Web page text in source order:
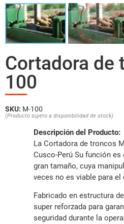
Cortadora de
100
SKU: M-100
(Producto sujeto a disponibilidad de stock)
Descripción del Producto:
La Cortadora de troncos
Cusco-Perú Su función
gran tamaño, cuya
veces no es viable para el
Fabricado en estructura
super reforzada para
seguridad durante la